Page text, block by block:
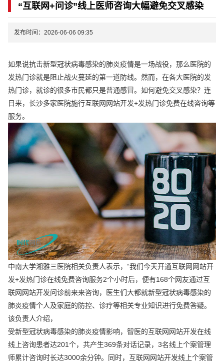
“互联网+问诊”线上医师咨询大幅避免交叉感染
发布时间：2026-06-06 09:35
如果说抗击新型冠状病毒感染的肺炎疫情是一场战役，那么医院的
发热门诊就是阻止战火蔓延的第一道防线。然而，在各大医院的发
热门诊，就诊的很多市民都只是普通感冒。如何避免交叉感染？连
日来，长沙多家医院施行互联网网站开发+发热门诊免费在线咨询等
服务。
中南大学湘雅三医院相关负责人表示，“我们今天开通互联网网站开
发+发热门诊在线免费咨询服务2个小时后，便有168个网友通过互
联网网站开发问诊前来来咨询，医生们大都就新型冠状病毒感染的
肺炎疫情个人及家庭的防控、诊疗等相关专业知识进行免费答疑。
该负责人介绍，
受新型冠状病毒感染的肺炎疫情影响，智医的互联网网站开发在线
线上咨询患者达201个，共产生369条对话记录，3名线上个案管理
师累计咨询时长达3000余分钟。同时，互联网网站开发线上个案管